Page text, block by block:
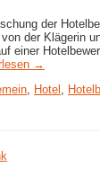
der
der Klägerin
einer
→
Hotel